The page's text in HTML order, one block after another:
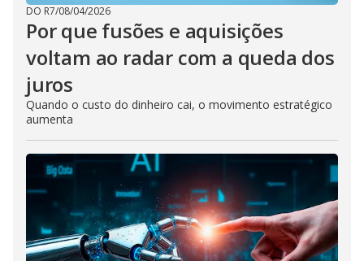
DO R7/08/04/2026
Por que fusões e aquisições
voltam ao radar com a queda dos
juros
Quando o custo do dinheiro cai, o movimento estratégico
aumenta